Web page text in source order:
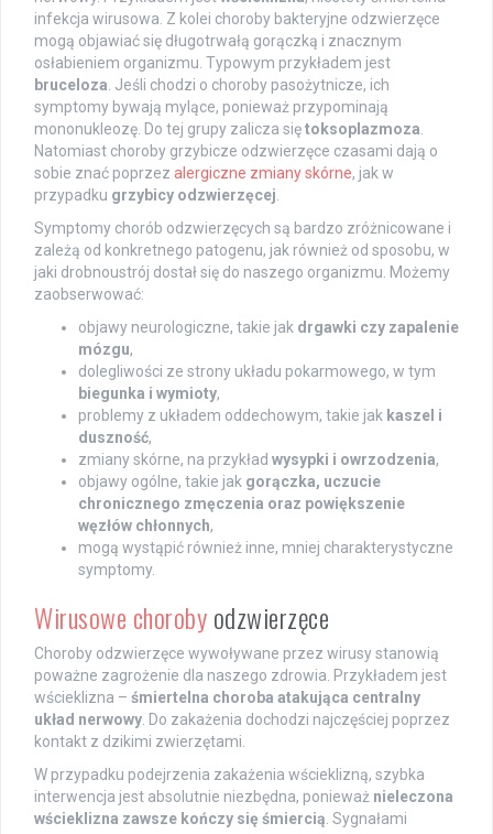
infekcja wirusowa. Z kolei choroby bakteryjne odzwierzęce
mogą objawiać się długotrwałą gorączką i znacznym
osłabieniem organizmu. Typowym przykładem jest
bruceloza. Jeśli chodzi o choroby pasożytnicze, ich
symptomy bywają mylące, ponieważ przypominają
mononukleozę. Do tej grupy zalicza siętoksoplazmoza.
Natomiast choroby grzybicze odzwierzęce czasami dają o
sobie znać poprzez alergiczne zmiany skórne, jak w
przypadku grzybicy odzwierzęcej.
Symptomy chorób odzwierzęcych są bardzo zróżnicowane i
zależą od konkretnego patogenu, jak również od sposobu, w
jaki drobnoustrój dostał się do naszego organizmu. Możemy
zaobserwować:
objawy neurologiczne, takie jak drgawki czy zapalenie
mózgu,
dolegliwości ze strony układu pokarmowego, w tym
biegunka i wymioty,
problemy z układem oddechowym, takie jak kaszel i
duszność,
zmiany skórne, na przykład wysypki i owrzodzenia,
objawy ogólne, takie jak gorączka, uczucie
chronicznego zmęczenia oraz powiększenie
węzłów chłonnych,
mogą wystąpić również inne, mniej charakterystyczne
symptomy.
Wirusowe chorobyodzwierzęce
Choroby odzwierzęce wywoływane przez wirusy stanowią
poważne zagrożenie dla naszego zdrowia. Przykładem jest
wścieklizna – śmiertelna choroba atakująca centralny
układ nerwowy. Do zakażenia dochodzi najczęściej poprzez
kontakt z dzikimi zwierzętami.
W przypadku podejrzenia zakażenia wścieklizną, szybka
interwencja jest absolutnie niezbędna, ponieważ nieleczona
wścieklizna zawsze kończy się śmiercią. Sygnałami